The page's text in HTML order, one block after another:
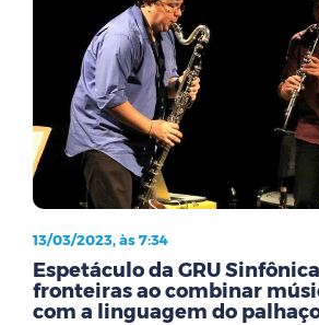
13/03/2023, às 7:34
Espetáculo da GRU
fronteiras ao combinar
com a linguagem do